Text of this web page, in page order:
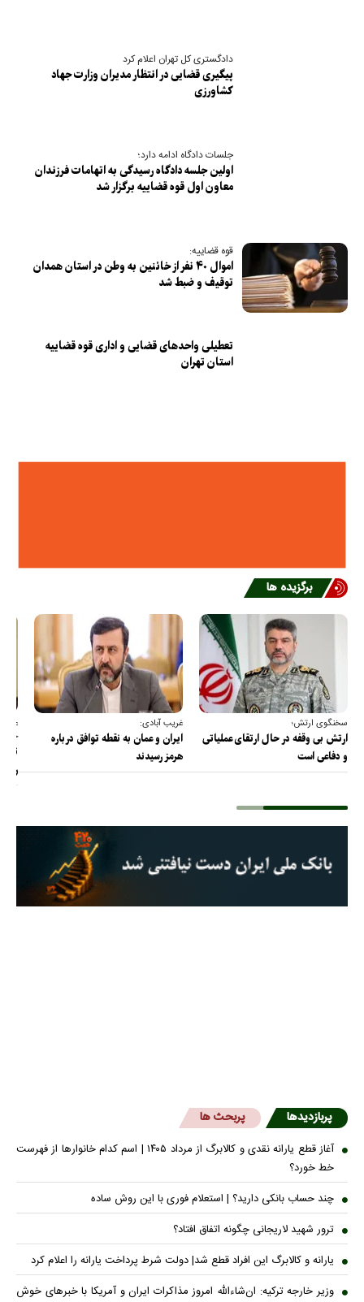
دادگستری کل تهران اعلام کرد
پیگیری قضایی در انتظار مدیران وزارت جهاد
کشاورزی
جلسات دادگاه ادامه دارد؛
اولین جلسه دادگاه رسیدگی به اتهامات فرزندان
معاون اول قوه قضاییه برگزار شد
قوه قضاییه:
اموال ۴۰ نفر از خائنین به وطن در استان همدان
توقیف و ضبط شد
تعطیلی واحدهای قضایی و اداری قوه قضاییه
استان تهران
برگزیده ها
سخنگوی ارتش؛
ارتش بی وقفه در حال ارتقای عملیاتی
و دفاعی است
غریب آبادی:
ایران و عمان به نقطه توافق درباره
هرمز رسیدند
عضو
را
پربازدیدها پربحث ها
آغاز قطع یارانه نقدی و کالابرگ از مرداد ۱۴۰۵ | اسم کدام خانوار‌ها از فهرست
خط خورد؟
چند حساب بانکی دارید؟ | استعلام فوری با این روش ساده
ترور شهید لاریجانی چگونه اتفاق افتاد؟
یارانه و کالابرگ این افراد قطع شد| دولت شرط پرداخت یارانه را اعلام کرد
وزیر خارجه ترکیه: ان‌شاءالله امروز مذاکرات ایران و آمریکا با خبرهای خوش